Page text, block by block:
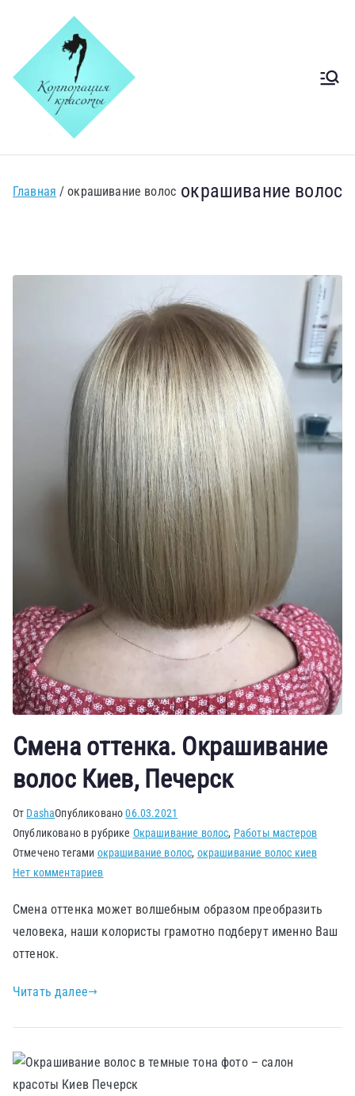
краси Київ
окрашивание волос
Главная окрашивание волос
Смена оттенка. Окрашивание
волос Киев, Печерск
От DashaОпубликовано06.03.2021
Опубликовано в рубрике Окрашивание волос, Работы мастеров
Отмечено тегами окрашивание волос, окрашивание волос киев
Нет комментариев
Смена оттенка может волшебным образом преобразить
человека, наши колористы грамотно подберут именно Ваш
оттенок.
Читать далее